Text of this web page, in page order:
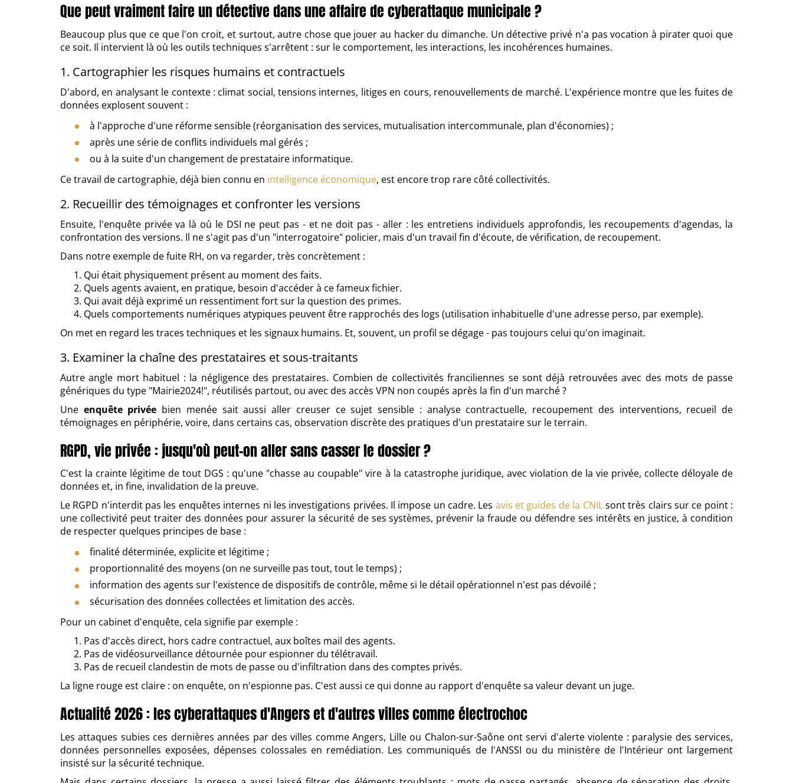
Que peut vraiment faire un détective dans une affaire de cyberattaque municipale ?
Beaucoup plus que ce que l'on croit, et surtout, autre chose que jouer au hacker du dimanche. Un détective privé n'a pas vocation à pirater quoi que
ce soit. Il intervient là où les outils techniques s'arrêtent : sur le comportement, les interactions, les incohérences humaines.
1. Cartographier les risques humains et contractuels
D'abord, en analysant le contexte : climat social, tensions internes, litiges en cours, renouvellements de marché. L'expérience montre que les fuites de
données explosent souvent :
à l'approche d'une réforme sensible (réorganisation des services, mutualisation intercommunale, plan d'économies) ;
après une série de conflits individuels mal gérés ;
ou à la suite d'un changement de prestataire informatique.
Ce travail de cartographie, déjà bien connu en intelligence économique, est encore trop rare côté collectivités.
2. Recueillir des témoignages et confronter les versions
Ensuite, l'enquête privée va là où le DSI ne peut pas - et ne doit pas - aller : les entretiens individuels approfondis, les recoupements d'agendas, la
confrontation des versions. Il ne s'agit pas d'un "interrogatoire" policier, mais d'un travail fin d'écoute, de vérification, de recoupement.
Dans notre exemple de fuite RH, on va regarder, très concrètement :
Qui était physiquement présent au moment des faits.
Quels agents avaient, en pratique, besoin d'accéder à ce fameux fichier.
Qui avait déjà exprimé un ressentiment fort sur la question des primes.
Quels comportements numériques atypiques peuvent être rapprochés des logs (utilisation inhabituelle d'une adresse perso, par exemple).
On met en regard les traces techniques et les signaux humains. Et, souvent, un profil se dégage - pas toujours celui qu'on imaginait.
3. Examiner la chaîne des prestataires et sous-traitants
Autre angle mort habituel : la négligence des prestataires. Combien de collectivités franciliennes se sont déjà retrouvées avec des mots de passe
génériques du type "Mairie2024!", réutilisés partout, ou avec des accès VPN non coupés après la fin d'un marché ?
Une enquête privée bien menée sait aussi aller creuser ce sujet sensible : analyse contractuelle, recoupement des interventions, recueil de
témoignages en périphérie, voire, dans certains cas, observation discrète des pratiques d'un prestataire sur le terrain.
RGPD, vie privée : jusqu'où peut-on aller sans casser le dossier ?
C'est la crainte légitime de tout DGS : qu'une "chasse au coupable" vire à la catastrophe juridique, avec violation de la vie privée, collecte déloyale de
données et, in fine, invalidation de la preuve.
Le RGPD n'interdit pas les enquêtes internes ni les investigations privées. Il impose un cadre. Les avis et guides de la CNILsont très clairs sur ce point :
une collectivité peut traiter des données pour assurer la sécurité de ses systèmes, prévenir la fraude ou défendre ses intérêts en justice, à condition
de respecter quelques principes de base :
finalité déterminée, explicite et légitime ;
proportionnalité des moyens (on ne surveille pas tout, tout le temps) ;
information des agents sur l'existence de dispositifs de contrôle, même si le détail opérationnel n'est pas dévoilé ;
sécurisation des données collectées et limitation des accès.
Pour un cabinet d'enquête, cela signifie par exemple :
Pas d'accès direct, hors cadre contractuel, aux boîtes mail des agents.
Pas de vidéosurveillance détournée pour espionner du télétravail.
Pas de recueil clandestin de mots de passe ou d'infiltration dans des comptes privés.
La ligne rouge est claire : on enquête, on n'espionne pas. C'est aussi ce qui donne au rapport d'enquête sa valeur devant un juge.
Actualité 2026 : les cyberattaques d'Angers et d'autres villes comme électrochoc
Les attaques subies ces dernières années par des villes comme Angers, Lille ou Chalon-sur-Saône ont servi d'alerte violente : paralysie des services,
données personnelles exposées, dépenses colossales en remédiation. Les communiqués de l'ANSSI ou du ministère de l'Intérieur ont largement
insisté sur la sécurité technique.